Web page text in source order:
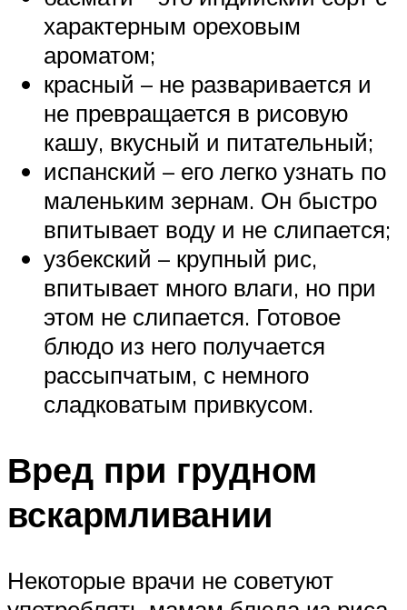
характерным ореховым
ароматом;
красный – не разваривается и
не превращается в рисовую
кашу, вкусный и питательный;
испанский – его легко узнать по
маленьким зернам. Он быстро
впитывает воду и не слипается;
узбекский – крупный рис,
впитывает много влаги, но при
этом не слипается. Готовое
блюдо из него получается
рассыпчатым, с немного
сладковатым привкусом.
Вред при грудном
вскармливании
Некоторые врачи не советуют